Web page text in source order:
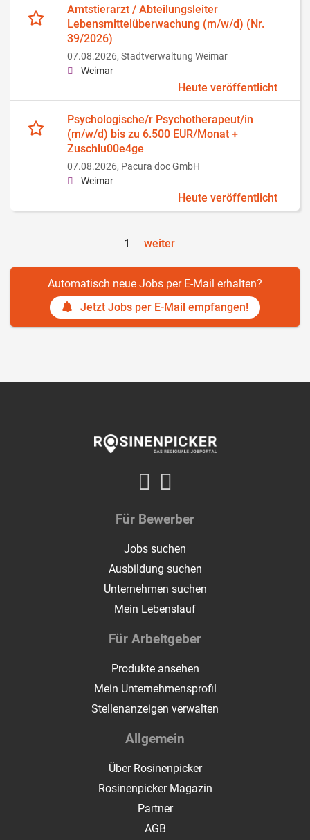
Amtstierarzt / Abteilungsleiter
Lebensmittelüberwachung (m/w/d) (Nr.
39/2026)
07.08.2026, Stadtverwaltung Weimar
Weimar
Heute veröffentlicht
Psychologische/r Psychotherapeut/in
(m/w/d) bis zu 6.500 EUR/Monat +
Zuschlu00e4ge
07.08.2026, Pacura doc GmbH
Weimar
Heute veröffentlicht
1 weiter
Automatisch neue Jobs per E-Mail erhalten?
Jetzt Jobs per E-Mail empfangen!
Für Bewerber
Jobs suchen
Ausbildung suchen
Unternehmen suchen
Mein Lebenslauf
Für Arbeitgeber
Produkte ansehen
Mein Unternehmensprofil
Stellenanzeigen verwalten
Allgemein
Über Rosinenpicker
Rosinenpicker Magazin
Partner
AGB